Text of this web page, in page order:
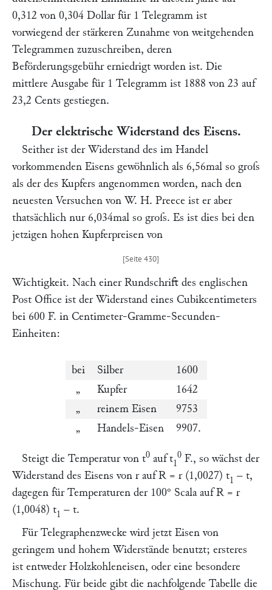
0,312 von 0,304 Dollar für 1 Telegramm ist
vorwiegend der stärkeren Zunahme von weitgehenden
Telegrammen zuzuschreiben, deren
Beförderungsgebühr erniedrigt worden ist. Die
mittlere Ausgabe für 1 Telegramm ist 1888 von 23 auf
23,2 Cents gestiegen.
Der elektrische Widerstand des Eisens.
Seither ist der Widerstand des im Handel
vorkommenden Eisens gewöhnlich als 6,56mal so groſs
als der des Kupfers angenommen worden, nach den
neuesten Versuchen von W. H. Preece ist er aber
thatsächlich nur 6,034mal so groſs. Es ist dies bei den
jetzigen hohen Kupferpreisen von
Wichtigkeit. Nach einer Rundschrift des englischen
Post Office ist der Widerstand eines Cubikcentimeters
bei 600 F. in Centimeter-Gramme-Secunden-
Einheiten:
bei Silber
1600
„
Kupfer
1642
„
reinem Eisen
9753
„
Handels-Eisen 9907.
Steigt die Temperatur von t0 auft1
0 F., so wächst der
Widerstand des Eisens von raufR = r(1,0027) t1 – t,
dagegen für Temperaturen der 100° Scala aufR = r
(1,0048) t1 – t.
Für Telegraphenzwecke wird jetzt Eisen von
geringem und hohem Widerstände benutzt; ersteres
ist entweder Holzkohleneisen, oder eine besondere
Mischung. Für beide gibt die nachfolgende Tabelle die